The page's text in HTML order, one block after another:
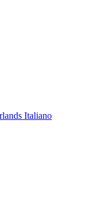
Italiano